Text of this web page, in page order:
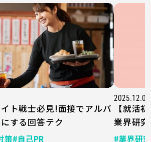
イト戦士必見!面接でアルバ
する回答テク
策#自己PR
2025.12.05
【就活
業界研
#業界研究